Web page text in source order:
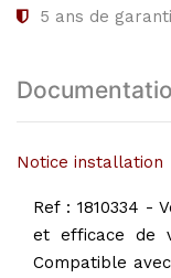
5 ans de
Notice installation
Ref : 1810334 -
et efficace de
Compatible